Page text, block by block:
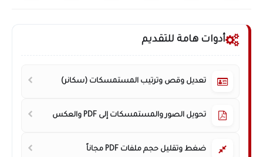
أدوات هامة للتقديم
تعديل وقص وترتيب المستمسكات (سكانر)
تحويل الصور والمستمسكات إلى PDF والعكس
ضغط وتقليل حجم ملفات PDF مجاناً